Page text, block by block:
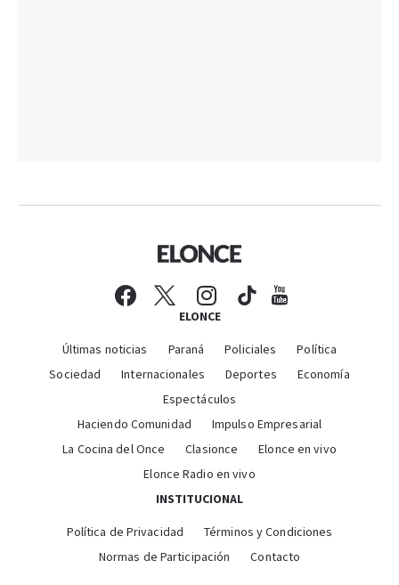
ELONCE
Últimas noticias Paraná Policiales
Política
Sociedad
Internacionales Deportes
Economía
Espectáculos
Haciendo Comunidad
Impulso Empresarial
La Cocina del Once
Clasionce
Elonce en vivo
Elonce Radio en vivo
INSTITUCIONAL
Política de Privacidad
Términos y Condiciones
Normas de Participación
Contacto